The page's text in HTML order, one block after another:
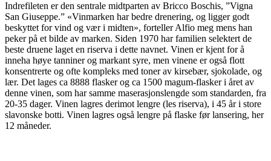
Indrefileten er den sentrale midtparten av Bricco Boschis, ”Vigna
San Giuseppe.” «Vinmarken har bedre drenering, og ligger godt
beskyttet for vind og vær i midten», forteller Alfio meg mens han
peker på et bilde av marken. Siden 1970 har familien selektert de
beste druene laget en riserva i dette navnet. Vinen er kjent for å
inneha høye tanniner og markant syre, men vinene er også flott
konsentrerte og ofte kompleks med toner av kirsebær, sjokolade, og
lær. Det lages ca 8888 flasker og ca 1500 magum-flasker i året av
denne vinen, som har samme maserasjonslengde som standarden, fra
20-35 dager. Vinen lagres derimot lengre (les riserva), i 45 år i store
slavonske botti. Vinen lagres også lengre på flaske før lansering, her
12 måneder.